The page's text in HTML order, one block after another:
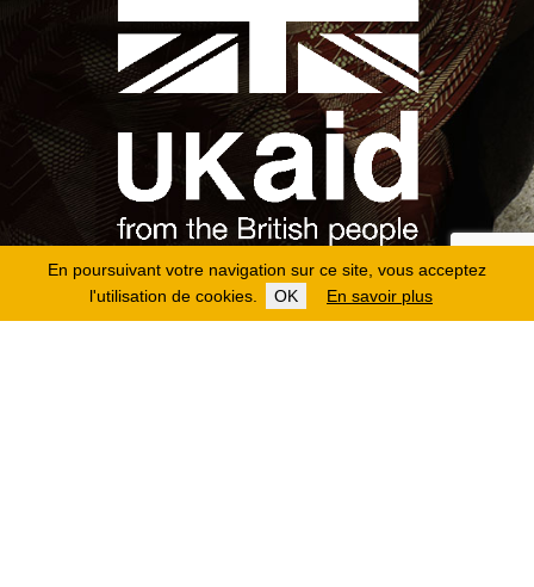
En poursuivant votre navigation sur ce site, vous acceptez
l'utilisation de cookies.
OK En savoir plus